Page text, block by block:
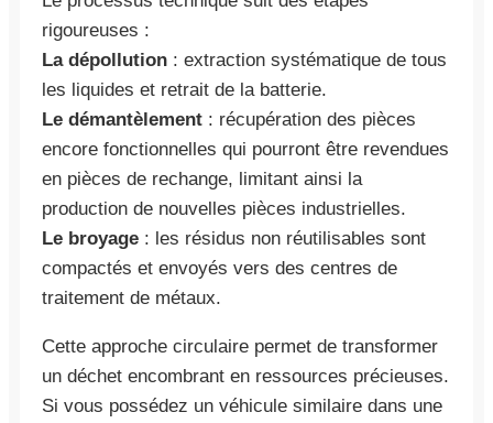
rigoureuses :
La dépollution : extraction systématique de tous
les liquides et retrait de la batterie.
Le démantèlement : récupération des pièces
encore fonctionnelles qui pourront être revendues
en pièces de rechange, limitant ainsi la
production de nouvelles pièces industrielles.
Le broyage : les résidus non réutilisables sont
compactés et envoyés vers des centres de
traitement de métaux.
Cette approche circulaire permet de transformer
un déchet encombrant en ressources précieuses.
Si vous possédez un véhicule similaire dans une